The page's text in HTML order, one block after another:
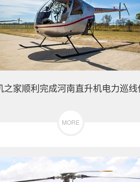
之家顺利完成河南直升机电力巡线
MORE